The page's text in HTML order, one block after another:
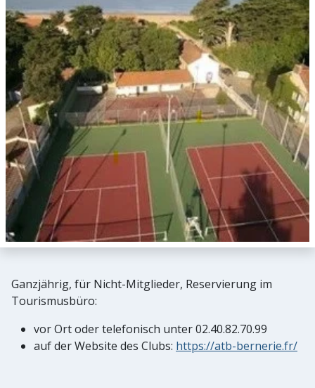
Ganzjährig, für Nicht-Mitglieder, Reservierung im
Tourismusbüro:
vor Ort oder telefonisch unter 02.40.82.70.99
auf der Website des Clubs: https://atb-bernerie.fr/